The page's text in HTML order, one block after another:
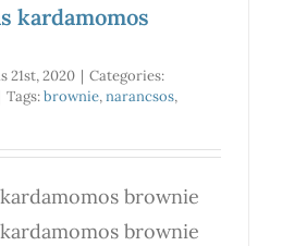
kardamomos
21st, 2020 | Categories:
Tags:brownie,narancsos,
brownie
brownie